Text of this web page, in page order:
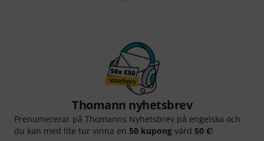
Thomann nyhetsbrev
Prenumererar på Thomanns Nyhetsbrev på engelska och
du kan med lite tur vinna en 50 kupong värd 50 €!